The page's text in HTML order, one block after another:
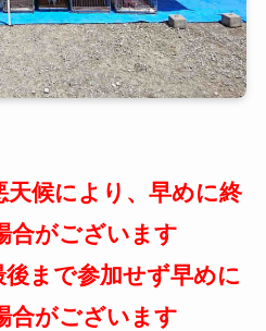
天候により、早めに終
合がございます
後まで参加せず早めに
合がございます